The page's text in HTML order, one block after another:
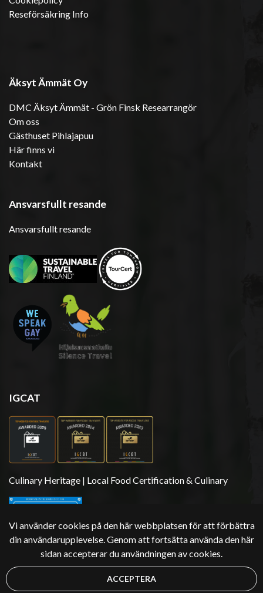
Vi använder cookies på den här webbplatsen för att förbättra
din användarupplevelse. Genom att fortsätta använda den här
sidan accepterar du användningen av cookies.
ACCEPTERA
Reseförsäkring Info
Äksyt Ämmät Oy
DMC Äksyt Ämmät - Grön Finsk Researrangör
Om oss
Gästhuset Pihlajapuu
Här finns vi
Kontakt
Ansvarsfullt resande
Ansvarsfullt resande
IGCAT
Culinary Heritage | Local Food Certification & Culinary